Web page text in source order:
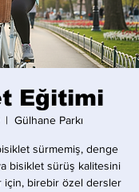
Eğitimi
|
Gülhane Parkı
sürmemiş, denge
bisiklet sürüş kalitesini
için, birebir özel dersler